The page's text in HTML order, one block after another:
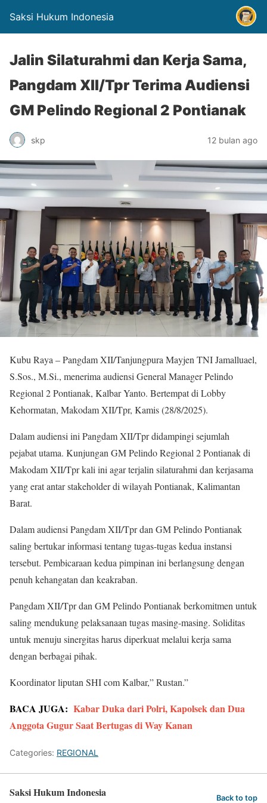
Saksi Hukum Indonesia
Jalin Silaturahmi dan Kerja Sama,
Pangdam XII/Tpr Terima Audiensi
GM Pelindo Regional 2 Pontianak
skp 12 bulan ago
Kubu Raya – Pangdam XII/Tanjungpura Mayjen TNI Jamalluael,
S.Sos., M.Si., menerima audiensi General Manager Pelindo
Regional 2 Pontianak, Kalbar Yanto. Bertempat di Lobby
Kehormatan, Makodam XII/Tpr, Kamis (28/8/2025).
Dalam audiensi ini Pangdam XII/Tpr didampingi sejumlah
pejabat utama. Kunjungan GM Pelindo Regional 2 Pontianak di
Makodam XII/Tpr kali ini agar terjalin silaturahmi dan kerjasama
yang erat antar stakeholder di wilayah Pontianak, Kalimantan
Barat.
Dalam audiensi Pangdam XII/Tpr dan GM Pelindo Pontianak
saling bertukar informasi tentang tugas-tugas kedua instansi
tersebut. Pembicaraan kedua pimpinan ini berlangsung dengan
penuh kehangatan dan keakraban.
Pangdam XII/Tpr dan GM Pelindo Pontianak berkomitmen untuk
saling mendukung pelaksanaan tugas masing-masing. Soliditas
untuk menuju sinergitas harus diperkuat melalui kerja sama
dengan berbagai pihak.
Koordinator liputan SHI com Kalbar,” Rustan.”
BACA JUGA: Kabar Duka dari Polri, Kapolsek dan Dua
Anggota Gugur Saat Bertugas di Way Kanan
Categories: REGIONAL
Saksi Hukum Indonesia Back to top